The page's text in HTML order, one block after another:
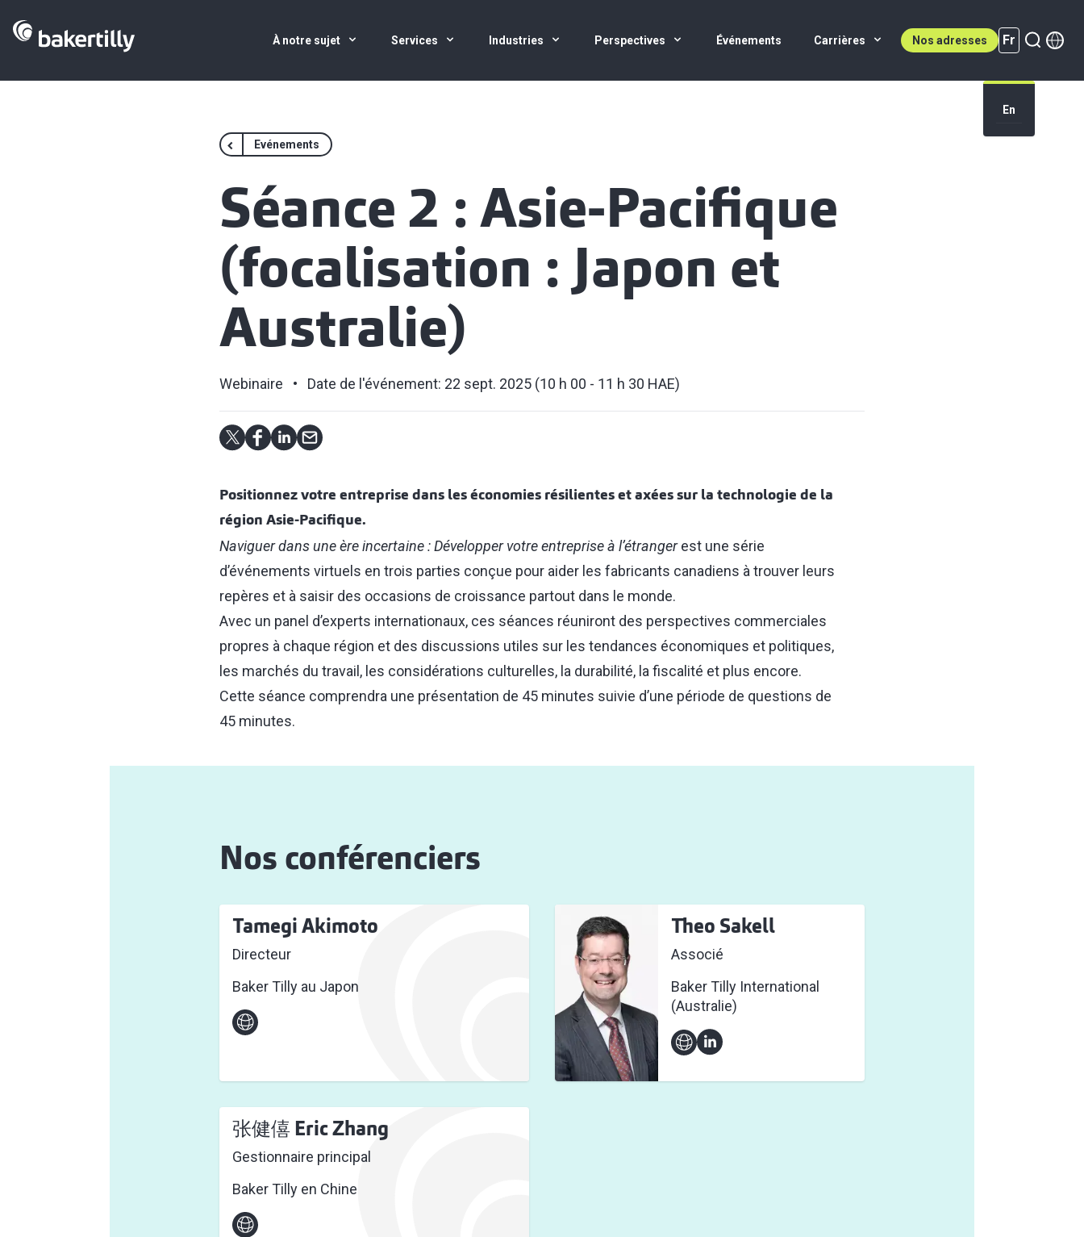
À notre sujet Services Industries Perspectives Événements Carrières Nos adresses Fr
En
Fr (active)
Evénements
Séance 2 : Asie-Pacifique
(focalisation : Japon et
Australie)
Webinaire Date de l'événement: 22 sept. 2025 (10 h 00 - 11 h 30 HAE)
Positionnez votre entreprise dans les économies résilientes et axées sur la technologie de la
région Asie-Pacifique.
Naviguer dans une ère incertaine : Développer votre entreprise à l’étrangerest une série
d’événements virtuels en trois parties conçue pour aider les fabricants canadiens à trouver leurs
repères et à saisir des occasions de croissance partout dans le monde.
Avec un panel d’experts internationaux, ces séances réuniront des perspectives commerciales
propres à chaque région et des discussions utiles sur les tendances économiques et politiques,
les marchés du travail, les considérations culturelles, la durabilité, la fiscalité et plus encore.
Cette séance comprendra une présentation de 45 minutes suivie d’une période de questions de
45 minutes.
Nos conférenciers
Tamegi Akimoto
Directeur
Baker Tilly au Japon
Theo Sakell
Associé
Baker Tilly International
(Australie)
张健僖 Eric Zhang
Gestionnaire principal
Baker Tilly en Chine